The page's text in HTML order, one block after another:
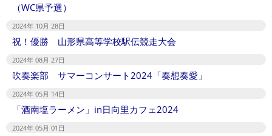
（WC県予選）
2024年 10月 28日
祝！優勝 山形県高等学校駅伝競走大会
2024年 08月 27日
吹奏楽部 サマーコンサート2024「奏想奏愛」
2024年 05月 14日
「酒南塩ラーメン」in日向里カフェ2024
2024年 05月 01日